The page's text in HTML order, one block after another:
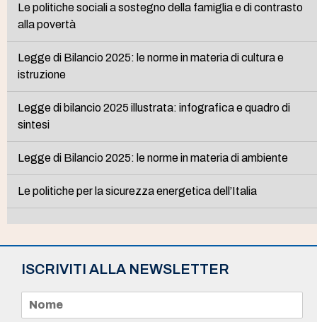
Le politiche sociali a sostegno della famiglia e di contrasto
alla povertà
Legge di Bilancio 2025: le norme in materia di cultura e
istruzione
Legge di bilancio 2025 illustrata: infografica e quadro di
sintesi
Legge di Bilancio 2025: le norme in materia di ambiente
Le politiche per la sicurezza energetica dell’Italia
ISCRIVITI ALLA NEWSLETTER
m